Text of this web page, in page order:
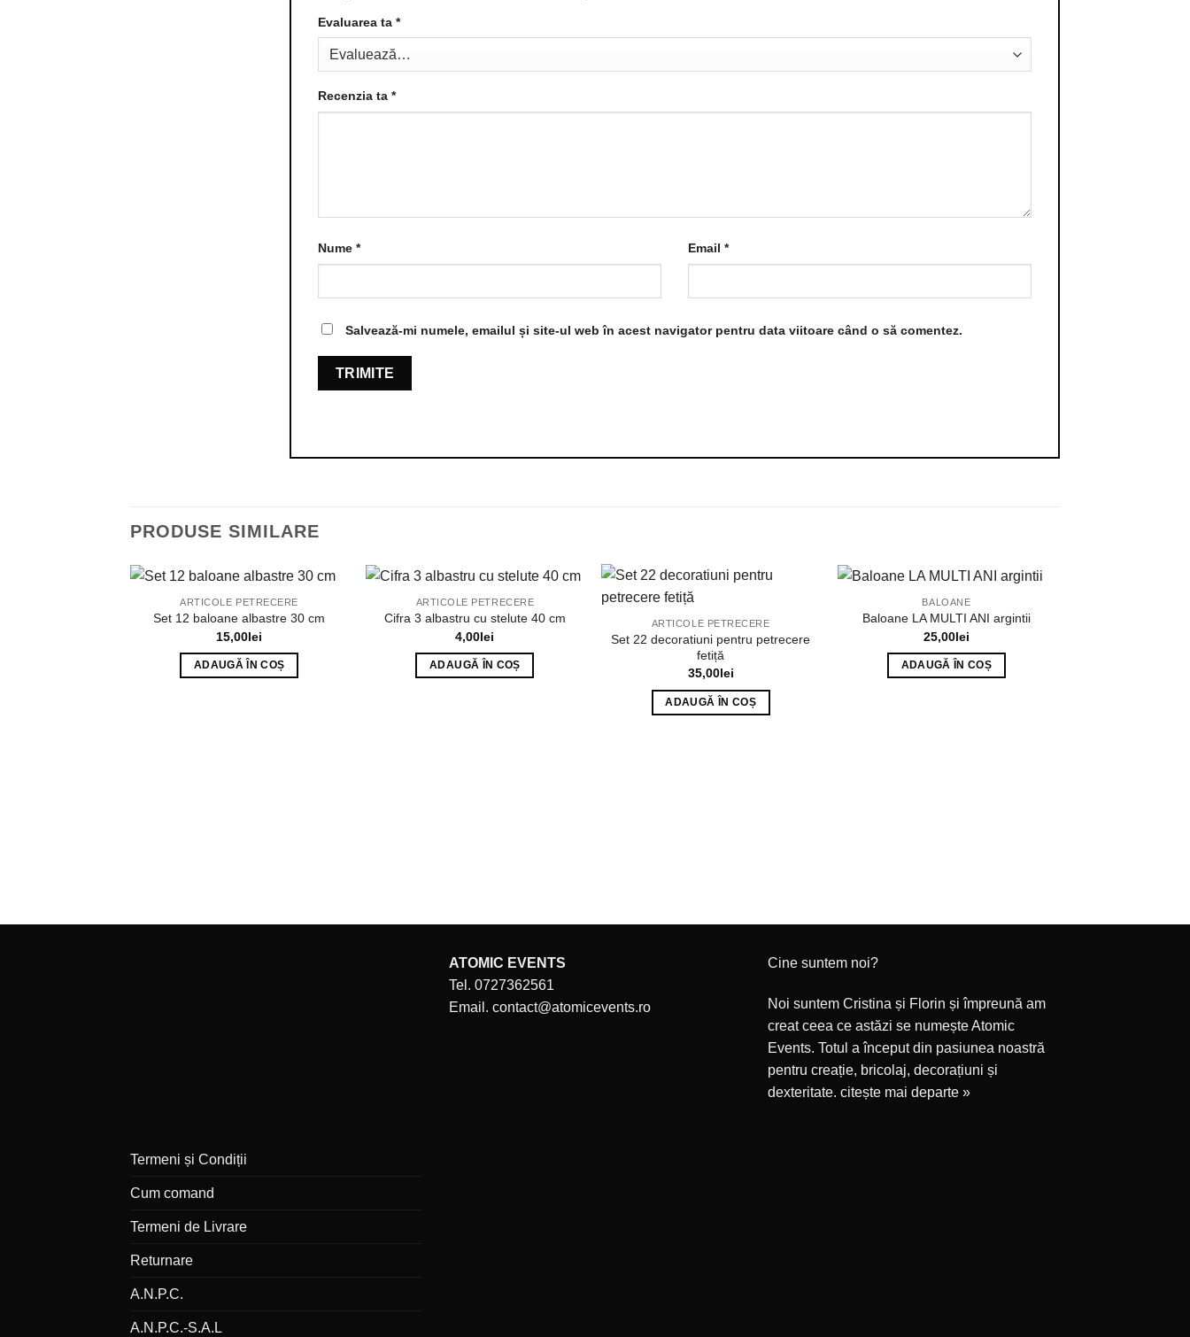
Evaluarea ta *
Recenzia ta *
Nume * Email *
Salvează-mi numele, emailul și site-ul web în acest navigator pentru data viitoare când o să comentez.
PRODUSE SIMILARE
ARTICOLE PETRECERE
Set 12 baloane albastre 30 cm
15,00lei
ADAUGĂ ÎN COȘ
ARTICOLE PETRECERE
Cifra 3 albastru cu stelute 40 cm
4,00lei
ADAUGĂ ÎN COȘ
ARTICOLE PETRECERE
Set 22 decoratiuni pentru petrecere
fetiță
35,00lei
ADAUGĂ ÎN COȘ
BALOANE
Baloane LA MULTI ANI argintii
25,00lei
ADAUGĂ ÎN COȘ
ATOMIC EVENTS
Tel. 0727362561
Email. contact@atomicevents.ro
Cine suntem noi?
Noi suntem Cristina și Florin și împreună am
creat ceea ce astăzi se numește Atomic
Events. Totul a început din pasiunea noastră
pentru creație, bricolaj, decorațiuni și
dexteritate. citește mai departe »
Termeni și Condiții
Cum comand
Termeni de Livrare
Returnare
A.N.P.C.
A.N.P.C.-S.A.L